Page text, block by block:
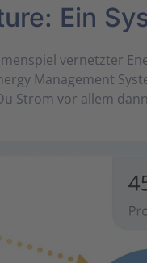
Ein
ver­netz­ter
Management
Strom vor allem